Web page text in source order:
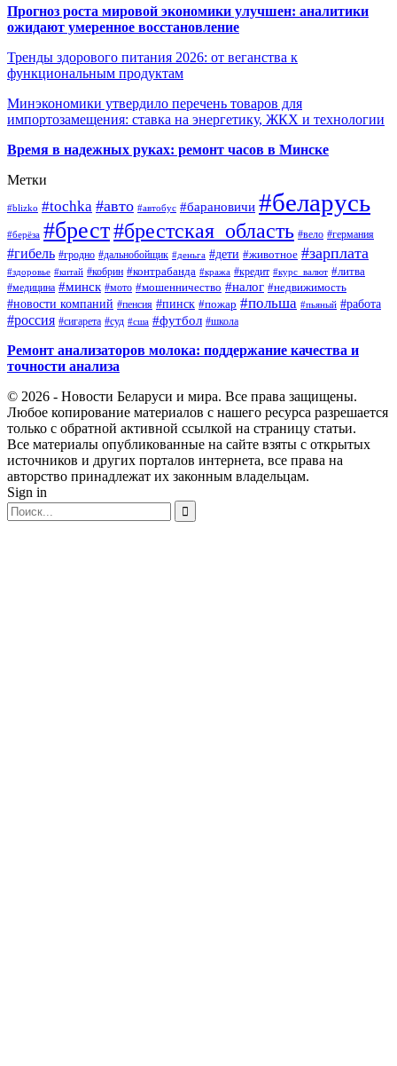
Прогноз роста мировой экономики улучшен: аналитики
ожидают умеренное восстановление
Тренды здорового питания 2026: от веганства к
функциональным продуктам
Минэкономики утвердило перечень товаров для
импортозамещения: ставка на энергетику, ЖКХ и технологии
Время в надежных руках: ремонт часов в Минске
Метки
#blizko #tochka #авто #автобус #барановичи #беларусь
#берёза #брест#брестская_область #вело #германия
#гибель #гродно #дальнобойщик #деньга #дети #животное #зарплата
#здоровье #китай #кобрин #контрабанда #кража #кредит #курс_валют #литва
#медицина #минск #мото #мошенничество #налог #недвижимость
#новости компаний #пенсия #пинск #пожар #польша #пьяный #работа
#россия #сигарета #суд #сша #футбол #школа
Ремонт анализаторов молока: поддержание качества и
точности анализа
© 2026 - Новости Беларуси и мира. Все права защищены.
Любое копирование материалов с нашего ресурса разрешается
только с обратной активной ссылкой на страницу статьи.
Все материалы опубликованные на сайте взяты с открытых
источников и других порталов интернета, все права на
авторство принадлежат их законным владельцам.
Sign in